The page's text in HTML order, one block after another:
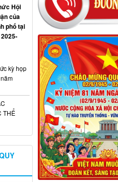
Hội
của
phố tại
kỳ họp
THỂ